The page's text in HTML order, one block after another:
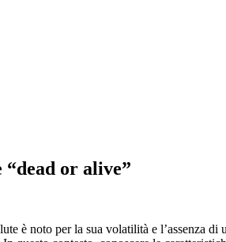
or alive”
è noto per la sua volatilità e l’assenza di